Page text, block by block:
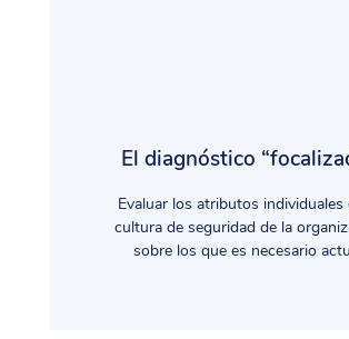
El diagnóstico
Evaluar los atributos individuales
cultura de seguridad de la
sobre los que es necesario